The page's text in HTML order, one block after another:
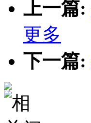
上一篇:
更多
下一篇: